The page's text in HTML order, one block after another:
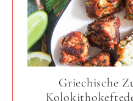
Griechische